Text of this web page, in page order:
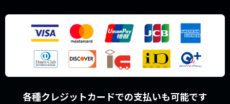
各種クレジットカードでの支払いも可能です